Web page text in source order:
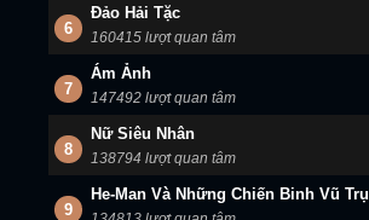
6
Đảo Hải Tặc
160415 lượt quan tâm
7
Ám Ảnh
147492 lượt quan tâm
8
Nữ Siêu Nhân
138794 lượt quan tâm
9
He-Man Và Những Chiến Binh Vũ Trụ